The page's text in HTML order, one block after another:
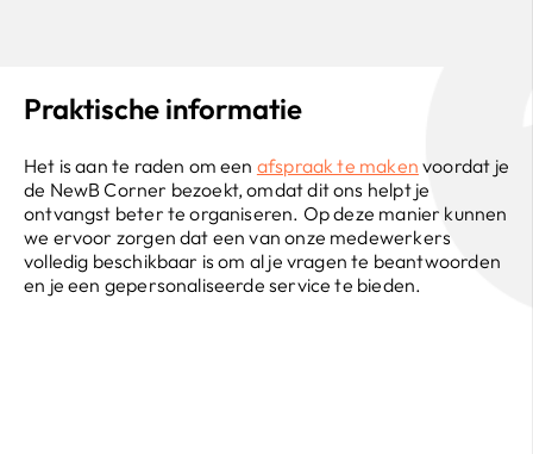
Praktische informatie
Het is aan te raden om een afspraak te maken voordat je
de NewB Corner bezoekt, omdat dit ons helpt je
ontvangst beter te organiseren. Op deze manier kunnen
we ervoor zorgen dat een van onze medewerkers
volledig beschikbaar is om al je vragen te beantwoorden
en je een gepersonaliseerde service te bieden.